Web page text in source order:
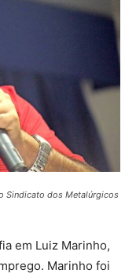
Sindicato dos Metalúrgicos
em Luiz Marinho,
Marinho foi